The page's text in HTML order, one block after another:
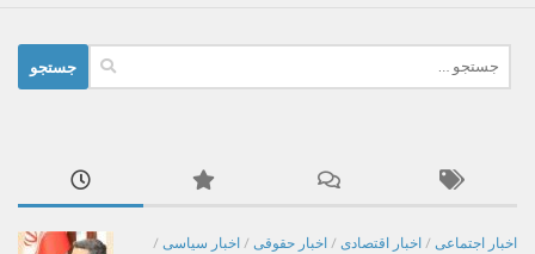
برای:
اخبار اجتماعی / اخبار اقتصادی / اخبار حقوقی / اخبار سیاسی /